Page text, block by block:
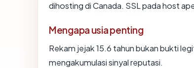
dihosting di Canada. SSL pada host
Mengapa usia penting
Rekam jejak 15.6 tahun bukan bukti
mengakumulasi sinyal reputasi.